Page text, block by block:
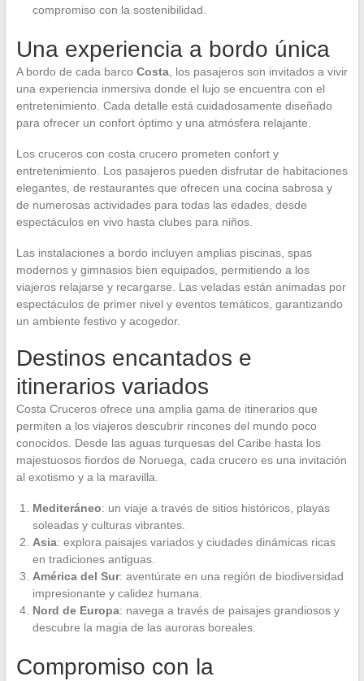
compromiso con la sostenibilidad.
Una experiencia a bordo única
A bordo de cada barco Costa, los pasajeros son invitados a vivir
una experiencia inmersiva donde el lujo se encuentra con el
entretenimiento. Cada detalle está cuidadosamente diseñado
para ofrecer un confort óptimo y una atmósfera relajante.
Los cruceros con costa crucero prometen confort y
entretenimiento. Los pasajeros pueden disfrutar de habitaciones
elegantes, de restaurantes que ofrecen una cocina sabrosa y
de numerosas actividades para todas las edades, desde
espectáculos en vivo hasta clubes para niños.
Las instalaciones a bordo incluyen amplias piscinas, spas
modernos y gimnasios bien equipados, permitiendo a los
viajeros relajarse y recargarse. Las veladas están animadas por
espectáculos de primer nivel y eventos temáticos, garantizando
un ambiente festivo y acogedor.
Destinos encantados e
itinerarios variados
Costa Cruceros ofrece una amplia gama de itinerarios que
permiten a los viajeros descubrir rincones del mundo poco
conocidos. Desde las aguas turquesas del Caribe hasta los
majestuosos fiordos de Noruega, cada crucero es una invitación
al exotismo y a la maravilla.
Mediteráneo: un viaje a través de sitios históricos, playas
soleadas y culturas vibrantes.
Asia: explora paisajes variados y ciudades dinámicas ricas
en tradiciones antiguas.
América del Sur: aventúrate en una región de biodiversidad
impresionante y calidez humana.
Nord de Europa: navega a través de paisajes grandiosos y
descubre la magia de las auroras boreales.
Compromiso con la